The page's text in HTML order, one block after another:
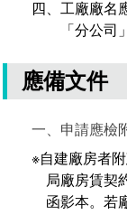
「沙崙生
網站
電子公文交
場地借用
四、工廠廠名
「分公司
應備文件
一、申請應檢
※自建廠房者
局廠房賃契
函影本。若